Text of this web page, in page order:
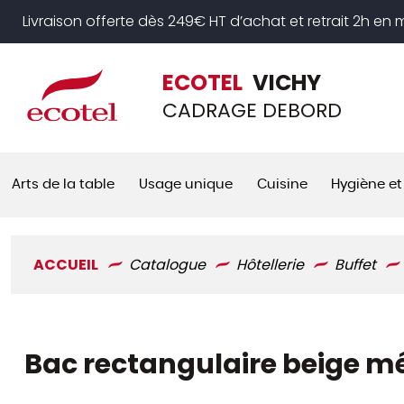
Livraison offerte dès 249€ HT d’achat et retrait 2h en
ECOTEL VICHY
CADRAGE DEBORD
Arts de la table Usage unique Cuisine Hygiène
ACCUEIL Catalogue Hôtellerie Buffet
Bac rectangulaire beige
Panneau de gestion des cookies